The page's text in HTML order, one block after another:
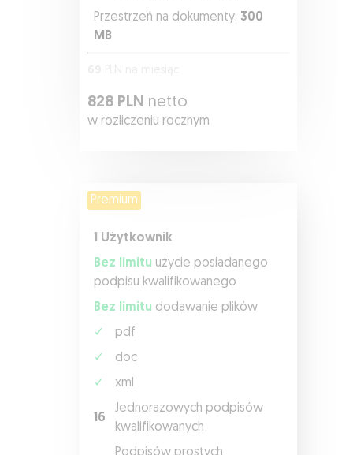
Przestrzeń na dokumenty: 300
MB
828 PLN netto
w rozliczeniu rocznym
Premium
1 Użytkownik
Bez limitu użycie posiadanego
podpisu kwalifikowanego
Bez limitu dodawanie plików
✓
pdf
✓
doc
✓
xml
16
Jednorazowych podpisów
kwalifikowanych